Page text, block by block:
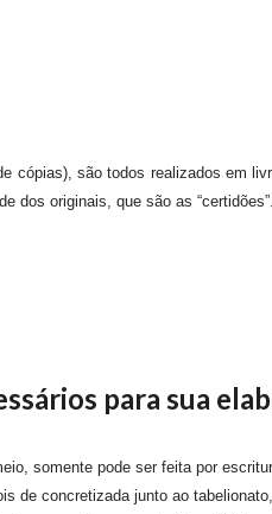
são todos realizados em
dos originais, que são as “certidões”.
para sua
somente pode ser feita por
de concretizada junto ao